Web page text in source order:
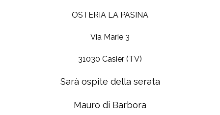
OSTERIA LA PASINA
Via Marie 3
31030 Casier (TV)
Sarà ospite della serata
Mauro di Barbora